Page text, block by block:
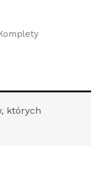
których